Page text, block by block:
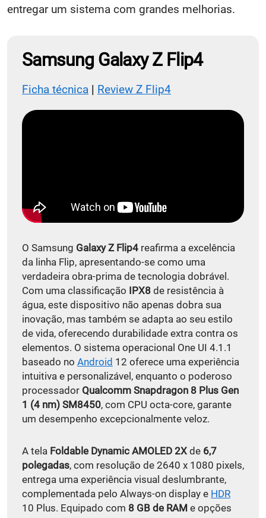
entregar um sistema com grandes melhorias.
Samsung Galaxy Z Flip4
Ficha técnica | Review Z Flip4
O Samsung Galaxy Z Flip4 reafirma a excelência
da linha Flip, apresentando-se como uma
verdadeira obra-prima de tecnologia dobrável.
Com uma classificação IPX8 de resistência à
água, este dispositivo não apenas dobra sua
inovação, mas também se adapta ao seu estilo
de vida, oferecendo durabilidade extra contra os
elementos. O sistema operacional One UI 4.1.1
baseado no Android 12 oferece uma experiência
intuitiva e personalizável, enquanto o poderoso
processador Qualcomm Snapdragon 8 Plus Gen
1 (4 nm) SM8450, com CPU octa-core, garante
um desempenho excepcionalmente veloz.
A tela Foldable Dynamic AMOLED 2X de 6,7
polegadas, com resolução de 2640 x 1080 pixels,
entrega uma experiência visual deslumbrante,
complementada pelo Always-on display e HDR
10 Plus. Equipado com 8 GB de RAM e opções